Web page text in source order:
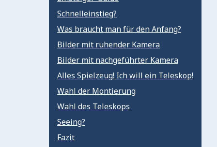
Schnelleinstieg?
Was braucht man für den Anfang?
Bilder mit ruhender Kamera
Bilder mit nachgeführter Kamera
Alles Spielzeug! Ich will ein Teleskop!
Wahl der Montierung
Wahl des Teleskops
Seeing?
Fazit